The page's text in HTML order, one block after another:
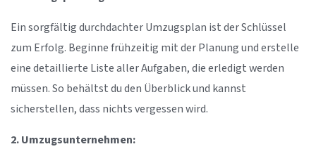
Ein sorgfältig durchdachter Umzugsplan ist der Schlüssel
zum Erfolg. Beginne frühzeitig mit der Planung und erstelle
eine detaillierte Liste aller Aufgaben, die erledigt werden
müssen. So behältst du den Überblick und kannst
sicherstellen, dass nichts vergessen wird.
2. Umzugsunternehmen: